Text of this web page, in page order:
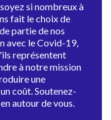
si nombreux à
fait le choix de
partie de nos
avec le Covid-19,
représentent
à notre mission
une
coût. Soutenez-
autour de vous.